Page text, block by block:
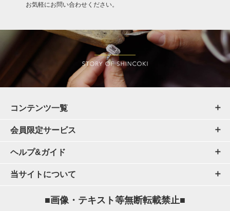
お気軽にお問い合わせください。
コンテンツ一覧
会員限定サービス
ヘルプ&ガイド
当サイトについて
■画像・テキスト等無断転載禁止■